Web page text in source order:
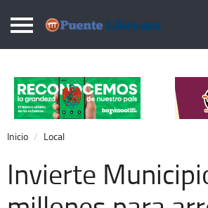
Puentelibre.mx
Local
Nacional
Opinión
Cronos
Economía
Inicio Local
Invierte